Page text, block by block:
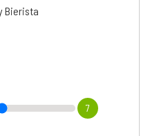
Bierista
7